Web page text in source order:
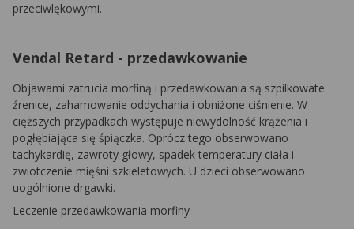
przeciwlękowymi.
Vendal Retard - przedawkowanie
Objawami zatrucia morfiną i przedawkowania są szpilkowate
źrenice, zahamowanie oddychania i obniżone ciśnienie. W
cięższych przypadkach występuje niewydolność krążenia i
pogłębiająca się śpiączka. Oprócz tego obserwowano
tachykardię, zawroty głowy, spadek temperatury ciała i
zwiotczenie mięśni szkieletowych. U dzieci obserwowano
uogólnione drgawki.
Leczenie przedawkowania morfiny